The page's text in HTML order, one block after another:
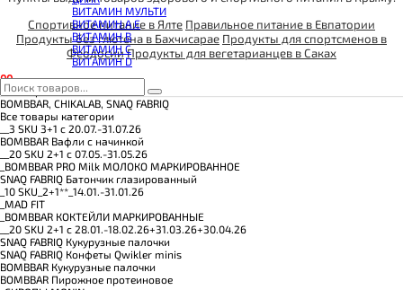
ЭНЕРГЕТИКИ И ЖИРОСЖИГАТЕЛИ#
ВИТАМИН МУЛЬТИ
ВИТАМИН A E
ВИТАМИН B
ВИТАМИН C
ВИТАМИН D
Спортивное питание в Ялте Правильное питание в Евпатории
Продукты без глютена в Бахчисарае Продукты для спортсменов в
ФеодосииПродукты для вегетарианцев в Саках
00
Категории
BOMBBAR, CHIKALAB, SNAQ FABRIQ
Все товары категории
__3 SKU 3+1 с 20.07.-31.07.26
BOMBBAR Вафли с начинкой
__20 SKU 2+1 с 07.05.-31.05.26
_BOMBBAR PRO Milk МОЛОКО МАРКИРОВАННОЕ
SNAQ FABRIQ Батончик глазированный
_10 SKU_2+1**_14.01.-31.01.26
_MAD FIT
_BOMBBAR КОКТЕЙЛИ МАРКИРОВАННЫЕ
__20 SKU 2+1 с 28.01.-18.02.26+31.03.26+30.04.26
SNAQ FABRIQ Кукурузные палочки
SNAQ FABRIQ Конфеты Qwikler minis
BOMBBAR Кукурузные палочки
BOMBBAR Пирожное протеиновое